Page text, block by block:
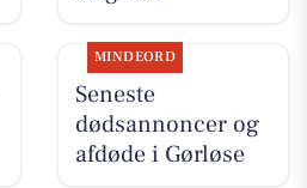
MINDEORD
Seneste
dødsannoncer og
afdøde i Gørløse